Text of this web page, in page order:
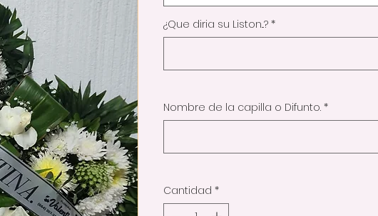
¿Que diria su Liston...? *
Nombre de la capilla o Difunto. *
Cantidad *